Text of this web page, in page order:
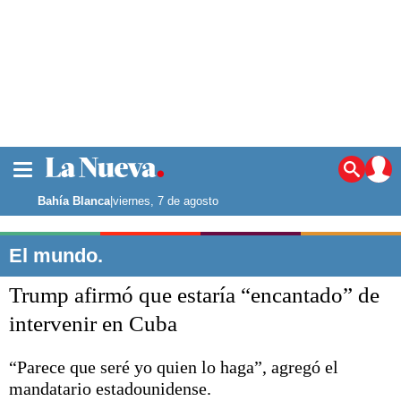
Noticias
La ciudad
Punta Alta
El mundo
Deportes
Escenario Olímpico
Liga del Sur
Bahía Blanca|viernes, 7 de agosto
El mundo.
Trump afirmó que estaría “encantado” de
intervenir en Cuba
“Parece que seré yo quien lo haga”, agregó el
mandatario estadounidense.